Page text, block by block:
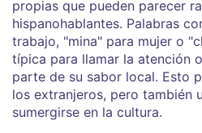
propias que pueden parecer
hispanohablantes. Palabras
trabajo, "mina" para mujer o
típica para llamar la atención
parte de su sabor local. Esto
los extranjeros, pero también
sumergirse en la cultura.